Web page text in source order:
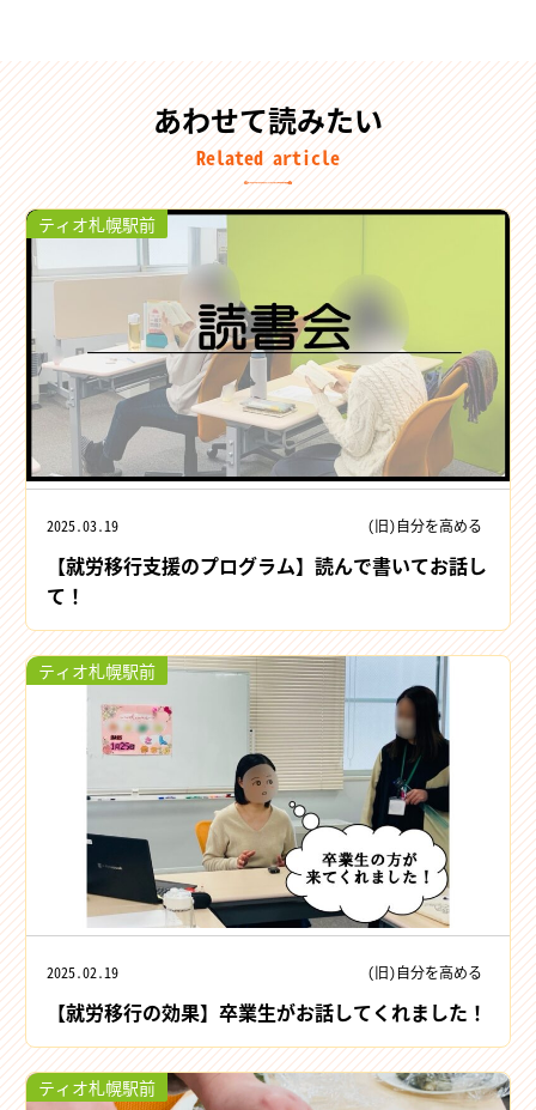
あわせて読みたい
Related article
ティオ札幌駅前
2025.03.19 (旧)自分を高める
【就労移行支援のプログラム】読んで書いてお話し
て！
ティオ札幌駅前
2025.02.19 (旧)自分を高める
【就労移行の効果】卒業生がお話してくれました！
ティオ札幌駅前